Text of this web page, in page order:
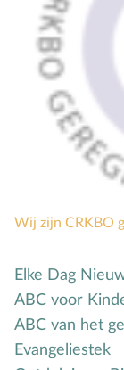
Natuur
Opvoedstijl
Oud &
Ouderschap
Pasen
Peuter
Pleeggezin
Puberteit
S
School
Seksuele
Sociaal-
Wij zijn CRKBO
Elke Dag
ABC voor
ABC van het
Evangeliestek